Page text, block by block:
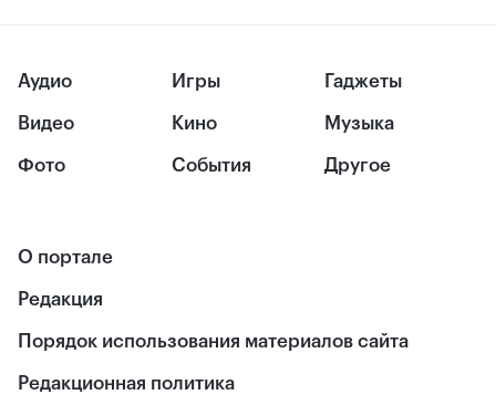
Аудио
Видео
Фото
Игры
Кино
События
Гаджеты
Музыка
Другое
О портале
Редакция
Порядок использования материалов сайта
Редакционная политика